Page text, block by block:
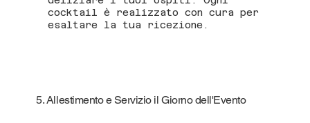
cocktail è realizzato con cura per
esaltare la tua ricezione.
5. Allestimento e Servizio il Giorno dell'Evento